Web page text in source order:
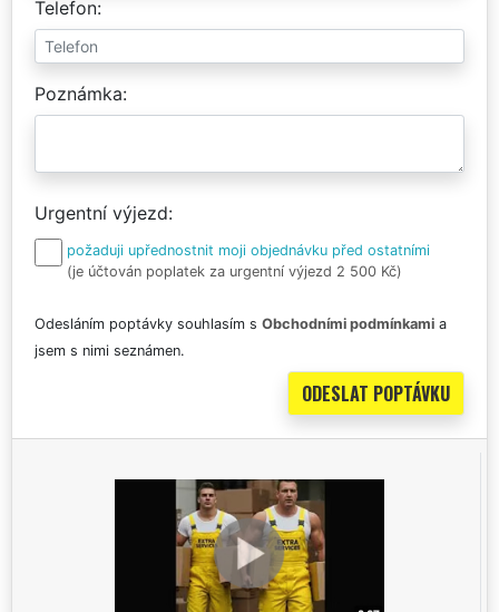
Telefon
Poznámka
Urgentní výjezd
požaduji upřednostnit moji objednávku před ostatními
(je účtován poplatek za urgentní výjezd 2 500 Kč)
Odesláním poptávky souhlasím s Obchodními podmínkami a
jsem s nimi seznámen.